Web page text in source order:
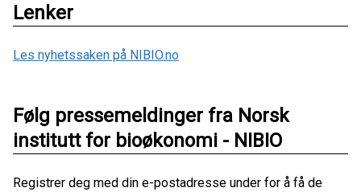
Lenker
Les nyhetssaken på NIBIO.no
Følg pressemeldinger fra Norsk
institutt for bioøkonomi - NIBIO
Registrer deg med din e-postadresse under for å få de